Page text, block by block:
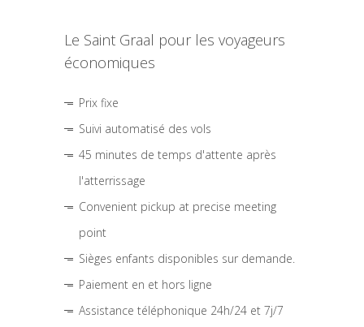
Le Saint Graal pour les voyageurs
économiques
Prix fixe
Suivi automatisé des vols
45 minutes de temps d'attente après
l'atterrissage
Convenient pickup at precise meeting
point
Sièges enfants disponibles sur demande.
Paiement en et hors ligne
Assistance téléphonique 24h/24 et 7j/7